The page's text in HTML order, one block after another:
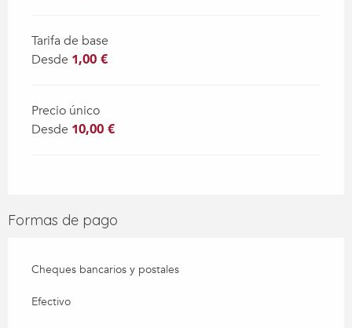
Tarifa de base
Desde 1,00 €
Precio único
Desde 10,00 €
Formas de pago
Cheques bancarios y postales
Efectivo